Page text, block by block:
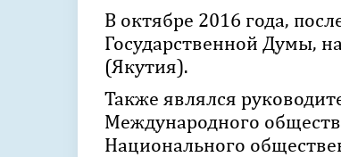
В октябре 2016 года,
Государственной Думы,
(Якутия).
Также являлся
Международного
Национального